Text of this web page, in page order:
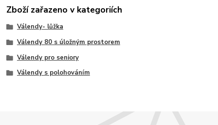
Zboží zařazeno v kategoriích
Válendy- lůžka
Válendy 80 s úložným prostorem
Válendy pro seniory
Válendy s polohováním